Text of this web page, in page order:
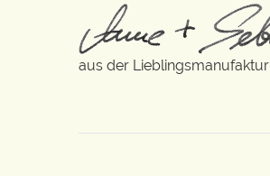
aus der Lieblingsmanufaktur